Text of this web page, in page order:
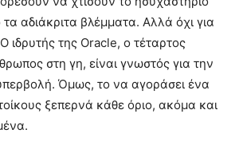
αδιάκριτα βλέμματα. Αλλά όχι για
ιδρυτής της Oracle, ο τέταρτος
στη γη, είναι γνωστός για την
Όμως, το να αγοράσει ένα
ξεπερνά κάθε όριο, ακόμα και